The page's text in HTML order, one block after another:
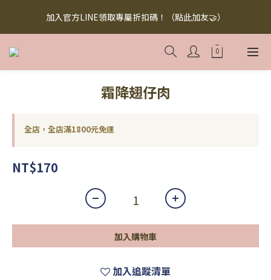
【無添加懶人料理】懶人救星，美味救援！快來下訂！買多省多！
（點此下訂！）
加入官方LINE領取專屬折扣碼！（點此加友🤝）
【無添加懶人料理】懶人救星，美味救援！快來下訂！買多省多！
霜降翅仔肉
全店，全店滿1800元免運
NT$170
加入購物車
加入追蹤清單